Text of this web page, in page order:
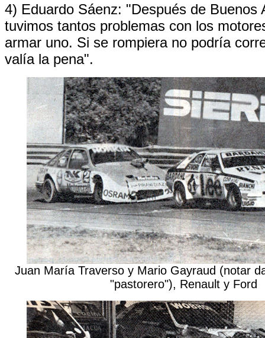
4) Eduardo Sáenz: "Después de Buenos
tuvimos tantos problemas con los
armar uno. Si se rompiera no podría
valía la pena".
Juan María Traverso y Mario Gayraud (notar
"pastorero"), Renault y Ford